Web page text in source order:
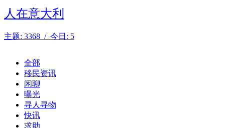
人在意大利
主题: 3368 / 今日: 5
全部
移民资讯
闲聊
曝光
寻人寻物
快讯
求助